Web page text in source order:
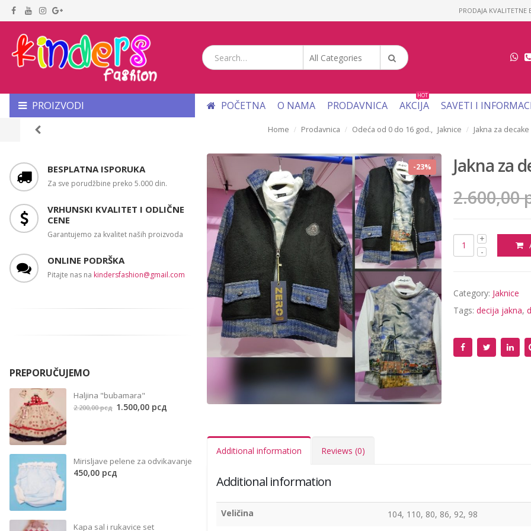
PRODAJA KVALITETNE
All Categories
PROIZVODI POČETNA O NAMA PRODAVNICA AKCIJA
HOT
SAVETI I
Home Prodavnica Odeća od 0 do 16 god., Jaknice Jakna za decake
-23% Jakna za
2.600,00
Category: Jaknice
Tags:decija jakna,
Additional information Reviews (0)
Additional information
Veličina 104, 110, 80, 86, 92, 98
BESPLATNA ISPORUKA
Za sve porudžbine preko 5.000 din.
VRHUNSKI KVALITET I ODLIČNE
CENE
Garantujemo za kvalitet naših proizvoda
ONLINE PODRŠKA
Pitajte nas na kindersfashion@gmail.com
PREPORUČUJEMO
Haljina "bubamara"
2.200,00рсд Original
1.500,00 рсд
1.500,00 рсд.
Mirisljave pelene za odvikavanje
450,00 рсд
Kapa sal i rukavice set